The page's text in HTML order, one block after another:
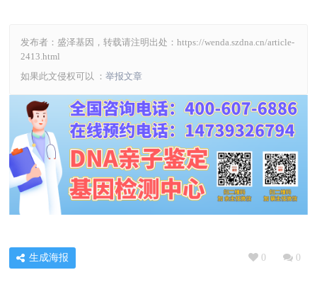
发布者：盛泽基因，转载请注明出处： https://wenda.szdna.cn/article-
2413.html
如果此文侵权可以 ： 举报文章
0 0
生成海报